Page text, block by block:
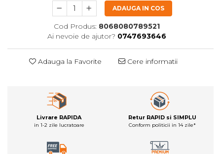
ADAUGA IN COS
Cod Produs: 8068080789521
Ai nevoie de ajutor? 0747693646
Adauga la Favorite Cere informatii
Livrare RAPIDA
in 1-2 zile lucratoare
Retur RAPID si SIMPLU
Conform politicii in 14 zile*